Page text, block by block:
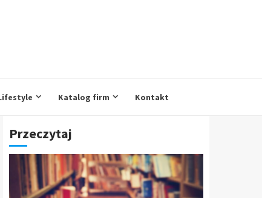
Katalog firm Kontakt
Przeczytaj